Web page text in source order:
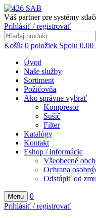
Váš partner pre systémy
Prihlásiť / registrovať
Košík 0 položiek Spolu 0,00
Úvod
Naše služby
Sortiment
Požičovňa
Ako správne vybrať
Kompresor
Sušič
Filter
Katalógy
Kontakt
Eshop / informácie
Všeobecné
Ochrana
Odstúpiť od
Menu
0
Prihlásiť / registrovať